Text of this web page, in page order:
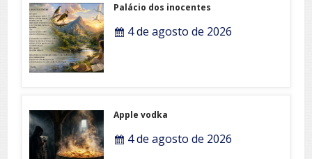
Palácio dos inocentes
4 de agosto de 2026
Apple vodka
4 de agosto de 2026